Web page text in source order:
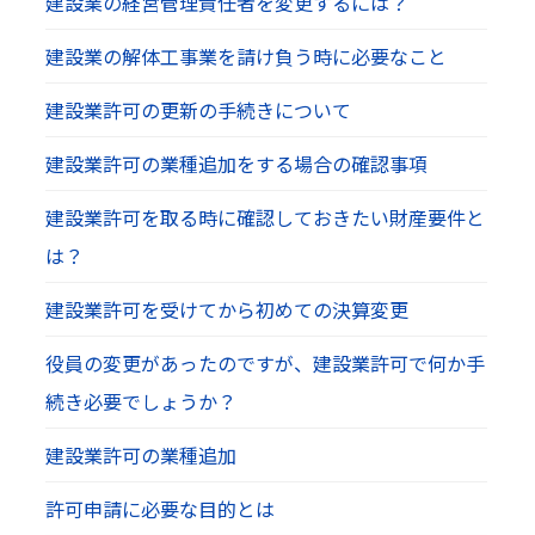
建設業の解体工事業を請け負う時に必要なこと
建設業許可の更新の手続きについて
建設業許可の業種追加をする場合の確認事項
建設業許可を取る時に確認しておきたい財産要件と
は？
建設業許可を受けてから初めての決算変更
役員の変更があったのですが、建設業許可で何か手
続き必要でしょうか？
建設業許可の業種追加
許可申請に必要な目的とは